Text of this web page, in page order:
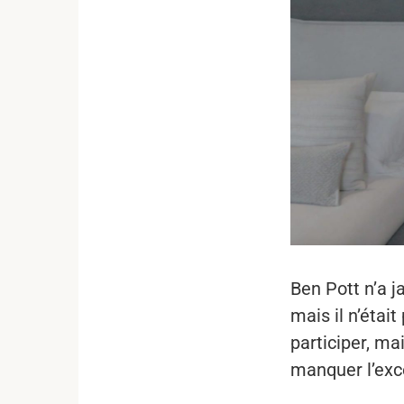
Ben Pott n’a
mais il
participer,
manquer